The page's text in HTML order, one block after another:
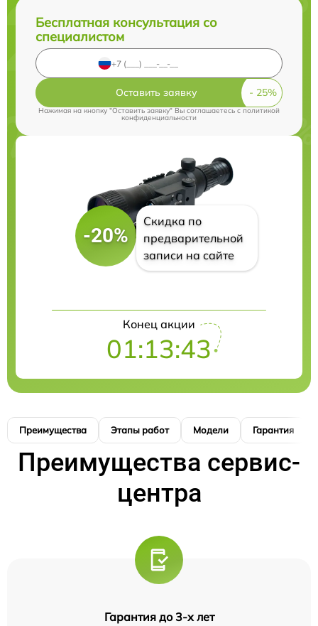
Бесплатная консультация со
специалистом
Оставить заявку
Нажимая на кнопку "Оставить заявку" Вы соглашаетесь cполитикой
конфиденциальности
-20%
Скидка по
предварительной
записи на сайте
Конец акции
01:13:42
Преимущества Этапы работ Модели Гарантия
Преимущества сервис-
центра
Гарантия до 3-х лет